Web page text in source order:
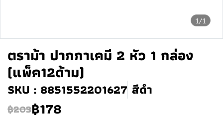
1/1
ตราม้า ปากกาเคมี 2 หัว 1 กล่อง
(แพ็ค12ด้าม)
SKU : 8851552201627 สีดำ
฿203฿178